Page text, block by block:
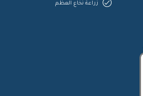
زراعة نخاع العظم